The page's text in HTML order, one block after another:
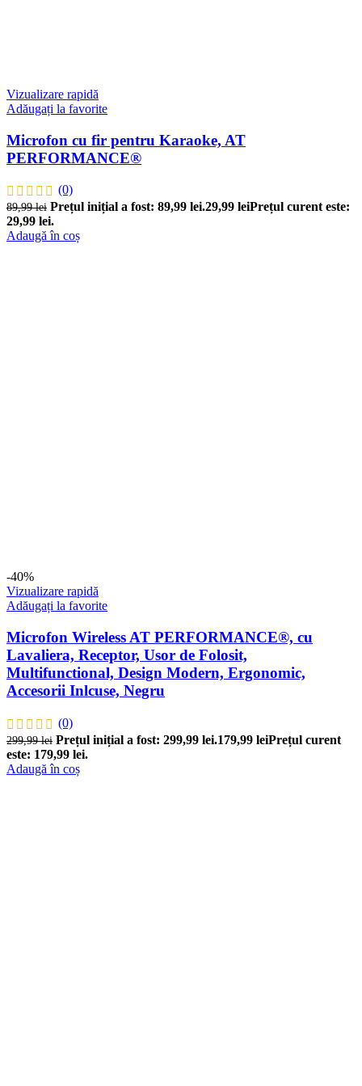
Vizualizare rapidă
Adăugați la favorite
Microfon cu fir pentru Karaoke, AT
PERFORMANCE®
(0)
89,99lei Prețul inițial a fost: 89,99 lei.29,99 leiPrețul curent este:
29,99 lei.
Adaugă în coș
-40%
Vizualizare rapidă
Adăugați la favorite
Microfon Wireless AT PERFORMANCE®, cu
Lavaliera, Receptor, Usor de Folosit,
Multifunctional, Design Modern, Ergonomic,
Accesorii Inlcuse, Negru
(0)
299,99lei Prețul inițial a fost: 299,99 lei.179,99 leiPrețul curent
este: 179,99 lei.
Adaugă în coș